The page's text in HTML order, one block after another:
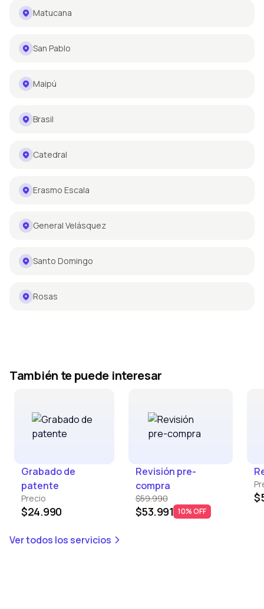
Matucana
San Pablo
Maipú
Brasil
Catedral
Erasmo Escala
General Velásquez
Santo Domingo
Rosas
También te puede interesar
Grabado de
patente
Precio
$24.990
Revisión pre-
compra
$59.990
$53.991 10% OFF
Ver todos los servicios